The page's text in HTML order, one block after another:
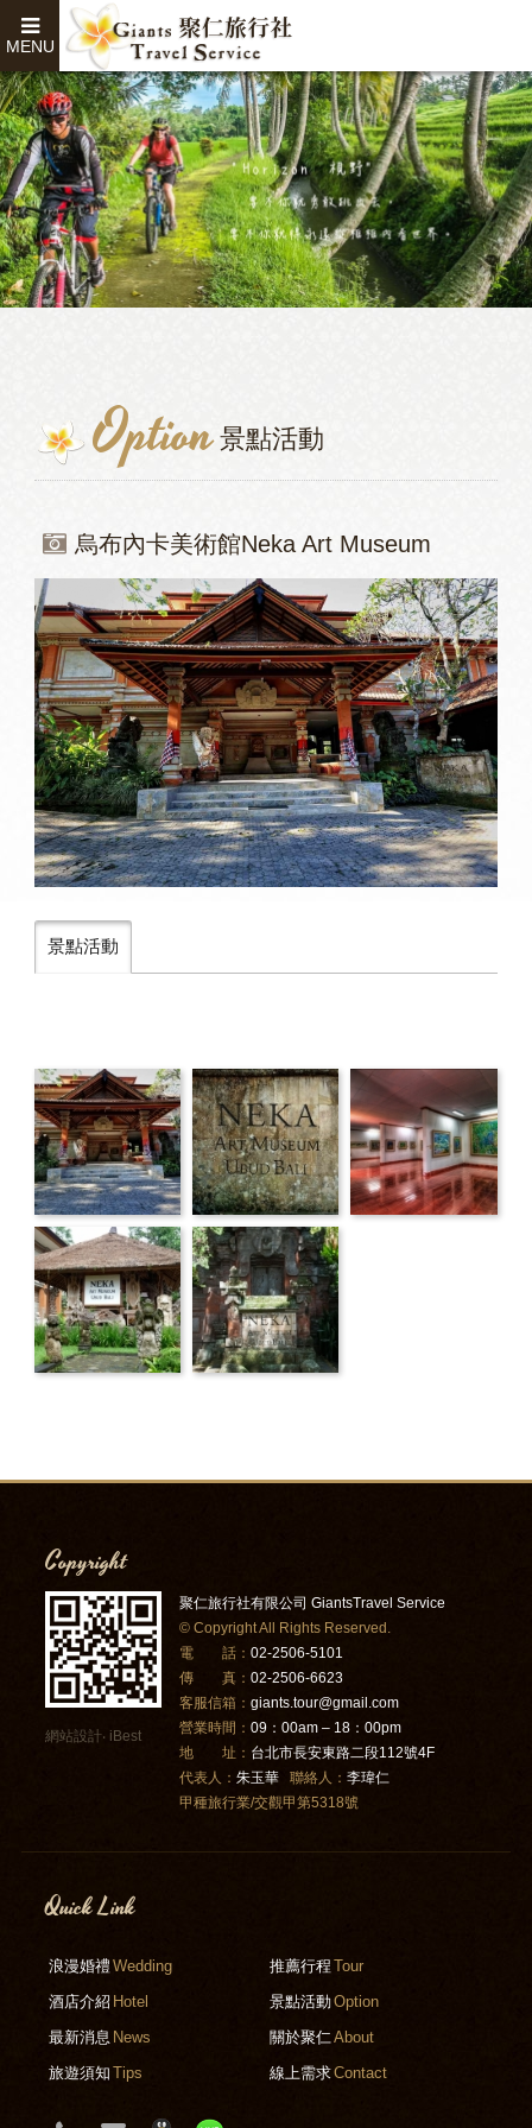
MENU
Option 景點活動
烏布內卡美術館Neka Art Museum
景點活動
Copyright
網站設計‧ iBest
聚仁旅行社有限公司 GiantsTravel Service
© Copyright All Rights Reserved.
電 話： 02-2506-5101
傳 真： 02-2506-6623
客服信箱： giants.tour@gmail.com
營業時間： 09：00am – 18：00pm
地 址： 台北市長安東路二段112號4F
代表人： 朱玉華 聯絡人： 李瑋仁
甲種旅行業/交觀甲第5318號
Quick Link
浪漫婚禮 Wedding 推薦行程 Tour
酒店介紹 Hotel 景點活動Option
最新消息 News 關於聚仁About
旅遊須知 Tips 線上需求Contact